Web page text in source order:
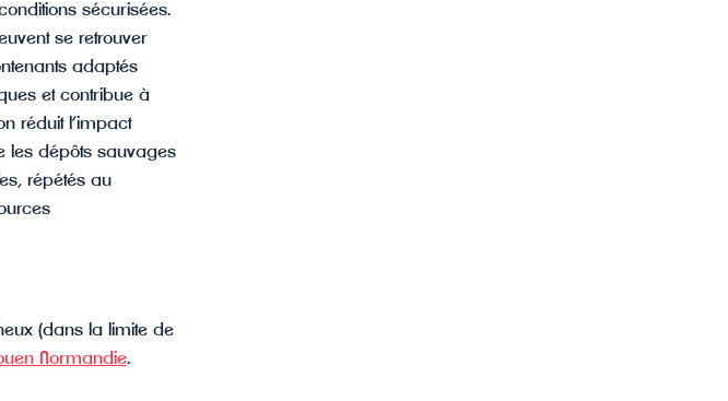
sécurisées.
se retrouver
adaptés
et contribue à
réduit l’impact
les dépôts sauvages
répétés au
(dans la limite de
Normandie.